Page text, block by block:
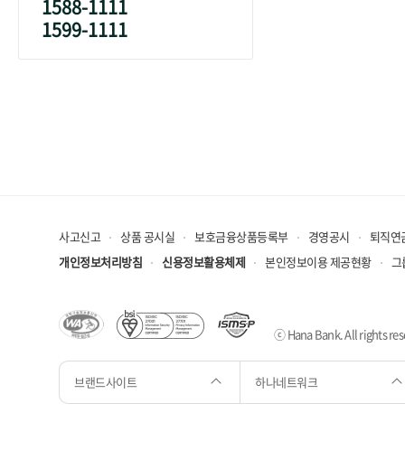
1588-1111
1599-1111
사고신고 상품 공시실 보호금융상품등록부 경영공시
퇴직연
개인정보처리방침
신용정보활용체제 본인정보이용 제공현황 그
ⓒ Hana Bank. All rights
브랜드사이트 하나네트워크